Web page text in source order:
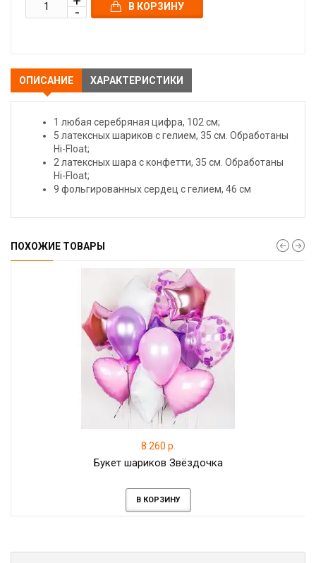
В КОРЗИНУ
ОПИСАНИЕ ХАРАКТЕРИСТИКИ
1 любая серебряная цифра, 102 см;
5 латексных шариков с гелием, 35 см. Обработаны
Hi-Float;
2 латексных шара с конфетти, 35 см. Обработаны
Hi-Float;
9 фольгированных сердец с гелием, 46 см
ПОХОЖИЕ ТОВАРЫ
8 260 р.
Букет шариков Звёздочка
В КОРЗИНУ